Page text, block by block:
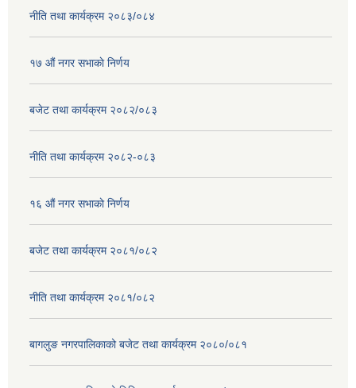
नीति तथा कार्यक्रम २०८३/०८४
१७ ‌‍औं नगर सभाकाे निर्णय
बजेट तथा कार्यक्रम २०८२/०८३
नीति तथा कार्यक्रम २०८२-०८३
१६ ‌औं नगर सभाकाे निर्णय
बजेट तथा कार्यक्रम २०८१/०८२
नीति तथा कार्यक्रम २०८१/०८२
बागलुङ नगरपालिकाको बजेट तथा कार्यक्रम २०८०/०८१